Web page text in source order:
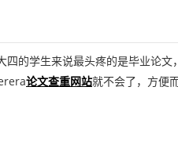
的学生来说最头疼的是毕业论文
论文查重网站就不会了，方便